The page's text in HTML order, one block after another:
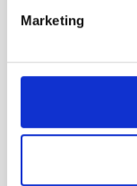
Marketing